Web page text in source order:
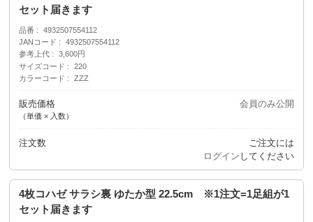
セット届きます
品番
4932507554112
JANコード
4932507554112
参考上代
3,600円
サイズコード
220
カラーコード
ZZZ
販売価格
（単価 × 入数）
会員のみ公開
注文数
ご注文には
ログイン してください
4枚コハゼ サラシ裏 ゆたか型 22.5cm ※1注文=1足組が1
セット届きます